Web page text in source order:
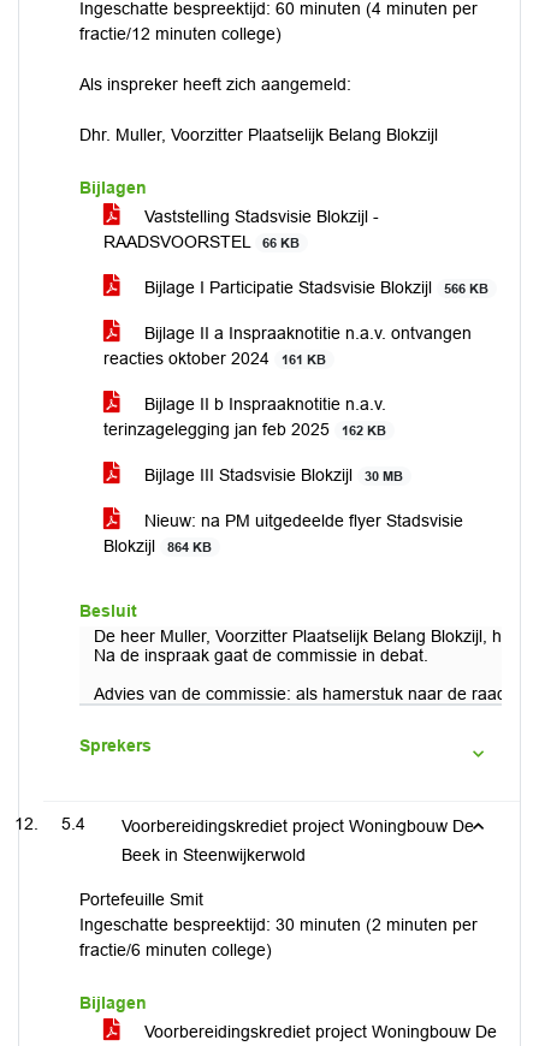
Ingeschatte bespreektijd: 60 minuten (4 minuten per
fractie/12 minuten college)
Als inspreker heeft zich aangemeld:
Dhr. Muller, Voorzitter Plaatselijk Belang Blokzijl
Bijlagen
Vaststelling Stadsvisie Blokzijl -
RAADSVOORSTEL
66 KB
Bijlage I Participatie Stadsvisie Blokzijl 566 KB
Bijlage II a Inspraaknotitie n.a.v. ontvangen
reacties oktober 2024
161 KB
Bijlage II b Inspraaknotitie n.a.v.
terinzagelegging jan feb 2025
162 KB
Bijlage III Stadsvisie Blokzijl 30 MB
Nieuw: na PM uitgedeelde flyer Stadsvisie
Blokzijl
864 KB
Besluit
De heer Muller, Voorzitter Plaatselijk Belang Blokzijl,
Na de inspraak gaat de commissie in debat.
Advies van de commissie: als hamerstuk naar de raad.
Sprekers
5.4
Voorbereidingskrediet project Woningbouw De
Beek in Steenwijkerwold
Portefeuille Smit
Ingeschatte bespreektijd: 30 minuten (2 minuten per
fractie/6 minuten college)
Bijlagen
Voorbereidingskrediet project Woningbouw De